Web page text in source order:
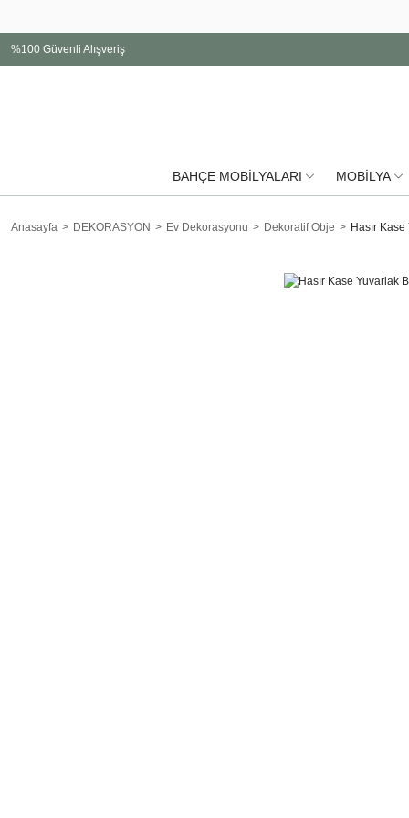
%100 Güvenli Alışveriş
BAHÇE MOBİLYALARI MOBİLYA
Anasayfa DEKORASYON Ev Dekorasyonu Dekoratif Obje Hasır